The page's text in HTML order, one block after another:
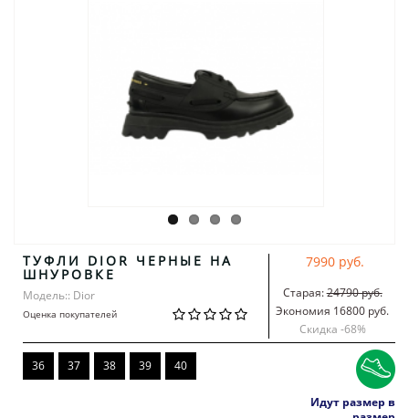
ТУФЛИ DIOR ЧЕРНЫЕ НА
ШНУРОВКЕ
Модель:: Dior
Оценка покупателей
7990 руб.
Старая:24790 руб.
Экономия 16800 руб.
Скидка -68%
36 37 38 39 40
Идут размер в